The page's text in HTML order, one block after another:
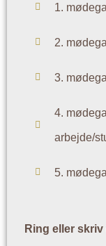
1.
2.
3.
4.
arbejde/
5.
Ring eller